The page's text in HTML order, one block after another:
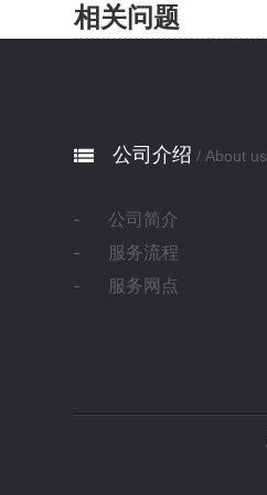
相关问题
公司介绍 / About us
公司简介
服务流程
服务网点